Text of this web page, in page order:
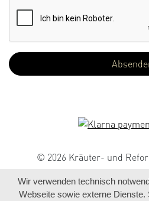
© 2026 Kräuter- und
Wir verwenden technisch
Webseite sowie externe